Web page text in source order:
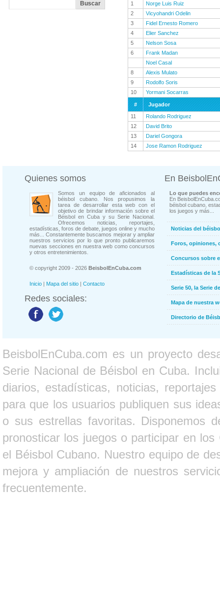
1
Norge Luis Ruiz
2
Vicyohandri Odelin
3
Fidel Ernesto Romero
4
Elier Sanchez
5
Nelson Sosa
6
Frank Madan
Noel Casal
8
Alexis Mulato
9
Rodolfo Soris
10
Yormani Socarras
#
Jugador
11
Rolando Rodriguez
12
David Brito
13
Dariel Gongora
14
Jose Ramon Rodriguez
Quienes somos
Somos un equipo de aficionados al
béisbol cubano. Nos propusimos la
tarea de desarrollar esta web con el
objetivo de brindar información sobre el
Béisbol en Cuba y su Serie Nacional.
Ofrecemos noticias, reportajes,
estadísticas, foros de debate, juegos online y mucho
más... Constantemente buscamos mejorar y ampliar
nuestros servicios por lo que pronto publicaremos
nuevas secciones en nuestra web como concursos
y otros entretenimientos.
© copyright 2009 - 2026 BeisbolEnCuba.com
Inicio | Mapa del sitio | Contacto
Redes sociales:
En
Lo que puedes
En
béisbol cubano,
los juegos y más...
Noticias del
Foros, opiniones,
Concursos sobre
Estadísticas de la
Serie 50, la Serie
Mapa de nuestra
Directorio de
BeisbolEnCuba.com es un proyecto
Serie Nacional de Béisbol en Cuba.
diarios, estadísticas, noticias,
para que los usuarios publiquen sus
o sus estrellas favoritas. Disponemos
pronosticar los juegos o participar en
el Béisbol Cubano. Nuestro equipo de
mejora y ampliación de nuestros
frecuentemente.